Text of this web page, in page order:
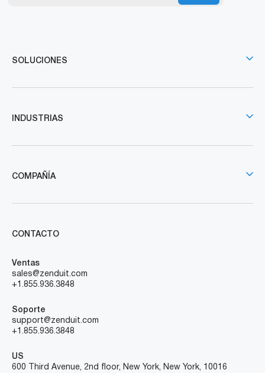
SOLUCIONES
INDUSTRIAS
COMPAÑÍA
CONTACTO
Ventas
sales@zenduit.com
+1.855.936.3848
Soporte
support@zenduit.com
+1.855.936.3848
US
600 Third Avenue, 2nd floor, New York, New York, 10016